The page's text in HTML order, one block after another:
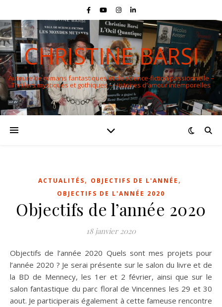
CHRISTINE BARSI
Auteure de romans fantastiques et de science-fiction passionnelle –
Thrillers mystiques et gothiques – Histoires d'amour intemporelles
ACTUALITÉS, OBJECTIFS DE L'ANNÉE ,
OBJECTIFS DE L'ANNÉE 2020
Objectifs de l’année 2020
18 janvier 2020
Objectifs de l’année 2020 Quels sont mes projets pour
l’année 2020 ? Je serai présente sur le salon du livre et de
la BD de Mennecy, les 1er et 2 février, ainsi que sur le
salon fantastique du parc floral de Vincennes les 29 et 30
aout. Je participerais également à cette fameuse rencontre